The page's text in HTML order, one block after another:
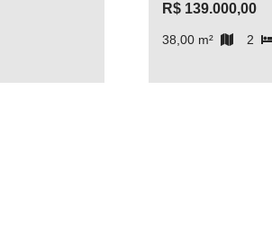
R$ 139.000,00
38,00 m² 2